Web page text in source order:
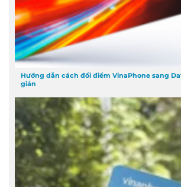
Hướng dẫn cách đổi điểm VinaPhone sang
giản